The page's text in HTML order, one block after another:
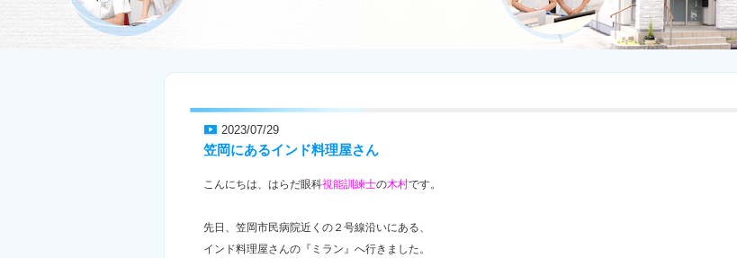
2023/07/29
笠岡にあるインド料理屋さん
こんにちは、はらだ眼科視能訓練士の木村です。
先日、笠岡市民病院近くの２号線沿いにある、
インド料理屋さんの『ミラン』へ行きました。